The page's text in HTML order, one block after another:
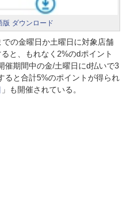
ダウンロード
の金曜日か土曜日に対象店舗
と、もれなく2%のdポイント
催期間中の金/土曜日にd払いで3
ると合計5%のポイントが得られ
」も開催されている。